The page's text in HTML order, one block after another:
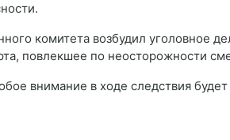
комитета возбудил уголовное
повлекшее по неосторожности
внимание в ходе следствия